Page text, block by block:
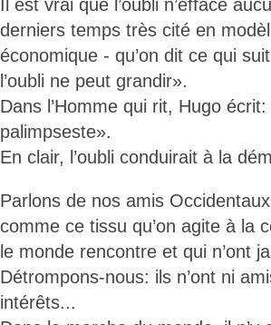
Il est vrai que l’oubli n’efface
derniers temps très cité en
économique - qu’on dit ce qui
l’oubli ne peut grandir».
Dans l’Homme qui rit, Hugo écrit:
palimpseste».
En clair, l’oubli conduirait à la
Parlons de nos amis
comme ce tissu qu’on agite à la
le monde rencontre et qui n’ont
Détrompons-nous: ils n’ont ni
intérêts...